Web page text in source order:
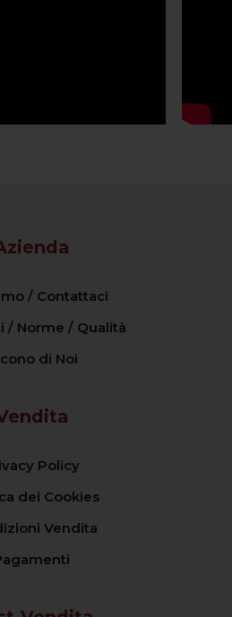
/ Contattaci
/ Norme / Qualità
di Noi
Policy
dei Cookies
Vendita